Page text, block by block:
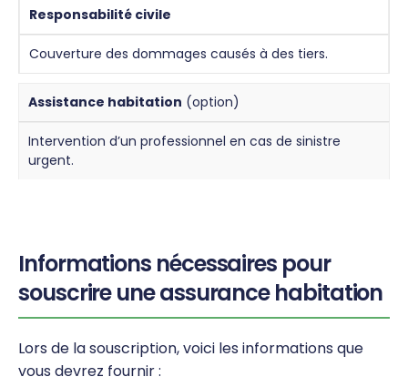
Responsabilité civile
Couverture des dommages causés à des tiers.
Assistance habitation (option)
Intervention d’un professionnel en cas de sinistre
urgent.
Informations nécessaires pour
souscrire une assurance habitation
Lors de la souscription, voici les informations que
vous devrez fournir :